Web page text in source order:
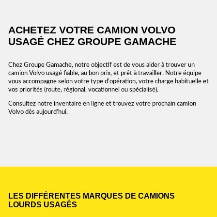
ACHETEZ VOTRE CAMION VOLVO
USAGÉ CHEZ GROUPE GAMACHE
Chez Groupe Gamache, notre objectif est de vous aider à trouver un
camion Volvo usagé fiable, au bon prix, et prêt à travailler. Notre équipe
vous accompagne selon votre type d’opération, votre charge habituelle et
vos priorités (route, régional, vocationnel ou spécialisé).
Consultez notre inventaire en ligne et trouvez votre prochain camion
Volvo dès aujourd’hui.
LES DIFFÉRENTES MARQUES DE CAMIONS
LOURDS USAGÉS